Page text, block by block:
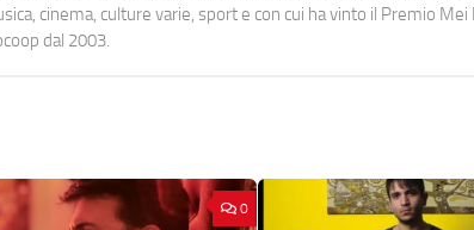
cinema, culture varie, sport e con cui ha vinto il Premio
dal 2003.
0